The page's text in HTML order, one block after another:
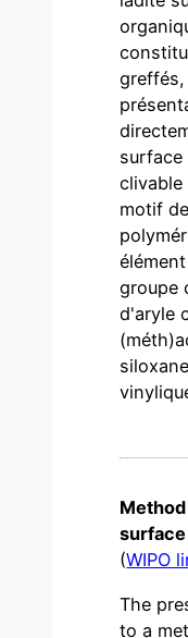
greffés,
surface
clivable
motif
groupe
d'aryle
(WIPO
The
to a